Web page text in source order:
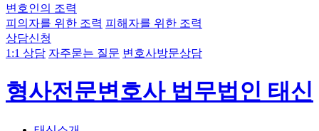
변호인의 조력
피의자를 위한 조력 피해자를 위한 조력
상담신청
1:1 상담 자주묻는 질문 변호사방문상담
형사전문변호사 법무법인 태신